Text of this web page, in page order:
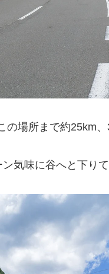
場所まで約25km、
気味に谷へと下り